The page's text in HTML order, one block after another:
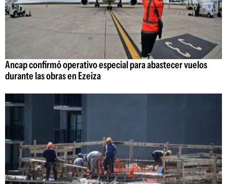
Ancap confirmó operativo especial para abastecer vuelos
durante las obras en Ezeiza